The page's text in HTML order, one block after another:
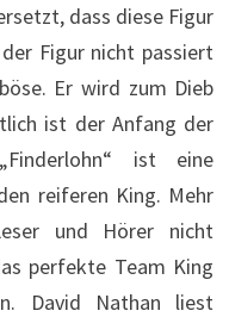
dass diese Figur
Figur nicht passiert
Er wird zum Dieb
ist der Anfang der
ist eine
reiferen King. Mehr
und Hörer nicht
perfekte Team King
David Nathan liest